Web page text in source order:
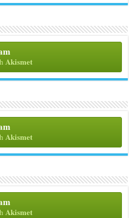
Akismet
Akismet
Akismet